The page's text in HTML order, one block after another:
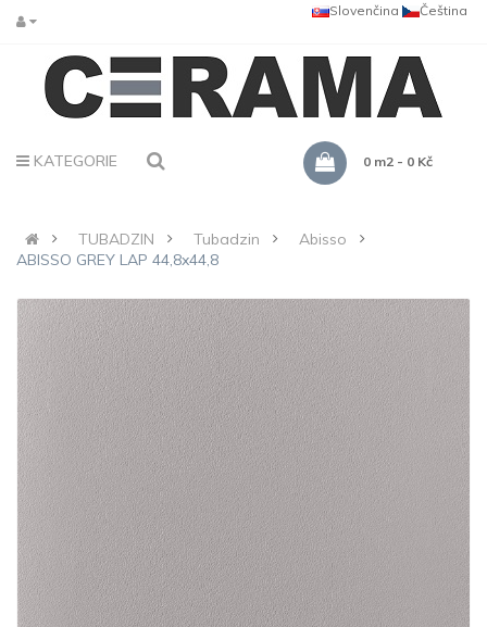
Čeština
Slovenčina
KATEGORIE 0 m2 - 0 Kč
TUBADZIN Tubadzin
Abisso
ABISSO GREY LAP 44,8x44,8